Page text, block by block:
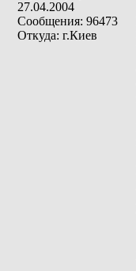
27.04.2004
Сообщения: 96473
Откуда: г.Киев